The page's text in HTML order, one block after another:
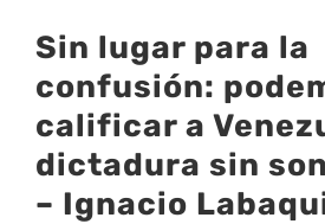
Sin lugar para la
confusión:
calificar a
dictadura sin
– Ignacio